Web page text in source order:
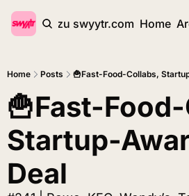
zurück zu swyytr.com Home
Home Posts 🍟Fast-Food-Collabs,
🍟Fast-
Startup-
Deal